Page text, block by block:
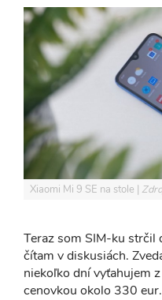
Xiaomi Mi 9 SE na stole
Teraz som SIM-ku strčil
čítam v diskusiách.
niekoľko dní vyťahujem
cenovkou okolo 330 eur.